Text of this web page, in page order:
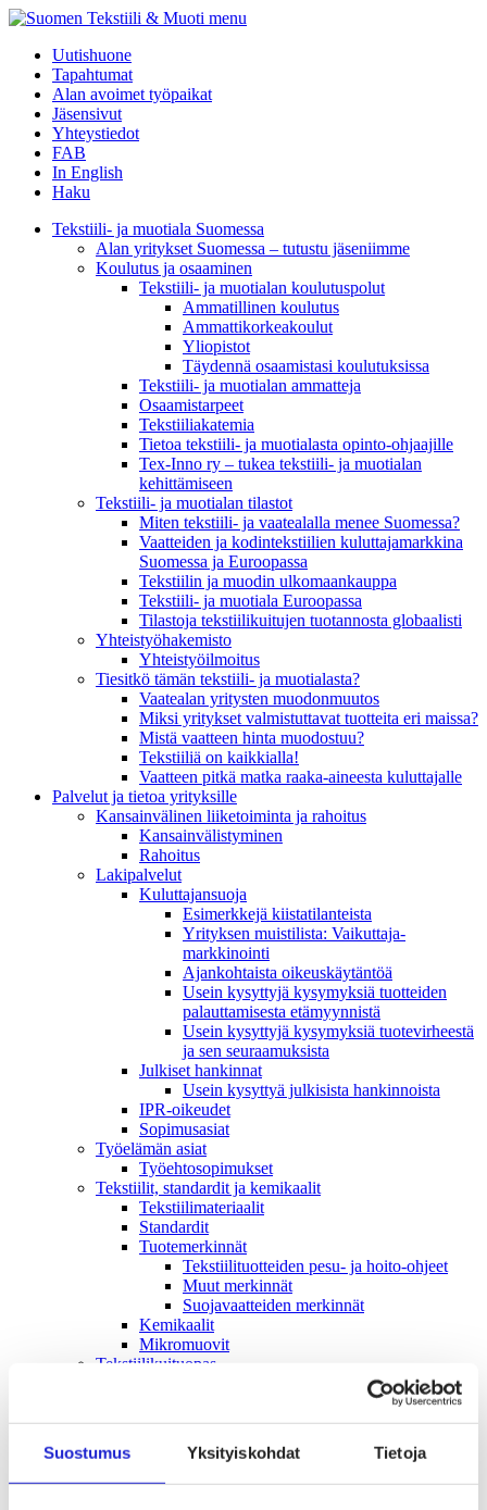
Suostumus Yksityiskohdat Tietoja
menu
Uutishuone
Tapahtumat
Alan avoimet työpaikat
Jäsensivut
Yhteystiedot
FAB
In English
Haku
Tekstiili- ja muotiala Suomessa
Alan yritykset Suomessa – tutustu jäseniimme
Koulutus ja osaaminen
Tekstiili- ja muotialan koulutuspolut
Ammatillinen koulutus
Ammattikorkeakoulut
Yliopistot
Täydennä osaamistasi koulutuksissa
Tekstiili- ja muotialan ammatteja
Osaamistarpeet
Tekstiiliakatemia
Tietoa tekstiili- ja muotialasta opinto-ohjaajille
Tex-Inno ry – tukea tekstiili- ja muotialan
kehittämiseen
Tekstiili- ja muotialan tilastot
Miten tekstiili- ja vaatealalla menee Suomessa?
Vaatteiden ja kodintekstiilien kuluttajamarkkina
Suomessa ja Euroopassa
Tekstiilin ja muodin ulkomaankauppa
Tekstiili- ja muotiala Euroopassa
Tilastoja tekstiilikuitujen tuotannosta globaalisti
Yhteistyö­hakemisto
Yhteistyöilmoitus
Tiesitkö tämän tekstiili- ja muotialasta?
Vaatealan yritysten muodonmuutos
Miksi yritykset valmistuttavat tuotteita eri maissa?
Mistä vaatteen hinta muodostuu?
Tekstiiliä on kaikkialla!
Vaatteen pitkä matka raaka-aineesta kuluttajalle
Palvelut ja tietoa yrityksille
Kansainvälinen liiketoiminta ja rahoitus
Kansain­välistyminen
Rahoitus
Lakipalvelut
Kuluttajansuoja
Esimerkkejä kiistatilanteista
Yrityksen muistilista: Vaikuttaja­
markkinointi
Ajankohtaista oikeuskäytäntöä
Usein kysyttyjä kysymyksiä tuotteiden
palauttamisesta etämyynnistä
Usein kysyttyjä kysymyksiä tuotevirheestä
ja sen seuraamuksista
Julkiset hankinnat
Usein kysyttyä julkisista hankinnoista
IPR-oikeudet
Sopimusasiat
Työelämän asiat
Työehto­sopimukset
Tekstiilit, standardit ja kemikaalit
Tekstiilimateriaalit
Standardit
Tuotemerkinnät
Tekstiilituotteiden pesu- ja hoito-ohjeet
Muut merkinnät
Suojavaatteiden merkinnät
Kemikaalit
Mikromuovit
Tekstiilikuitu­opas
Ympäristö & Ilmasto
Hankintaketjun vastuullisuus
Tekstiilien kiertotalous
Kiertotalouden termit tutuiksi